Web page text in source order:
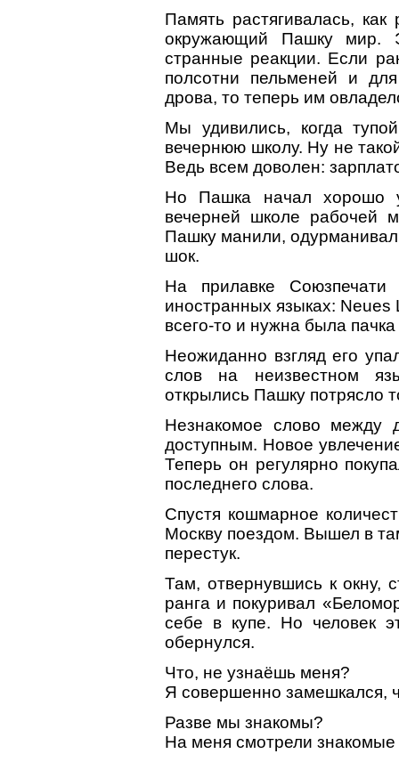
Память растягивалась,
окружающий Пашку мир.
странные реакции. Если
полсотни пельменей и для
дрова, то теперь им
Мы удивились, когда
вечернюю школу. Ну не
Ведь всем доволен:
Но Пашка начал хорошо
вечерней школе рабочей
Пашку манили,
шок.
На прилавке
иностранных языках:
всего-то и нужна была
Неожиданно взгляд его
слов на неизвестном
открылись Пашку потрясло
Незнакомое слово между
доступным. Новое
Теперь он регулярно
последнего слова.
Спустя кошмарное
Москву поездом. Вышел в
перестук.
Там, отвернувшись к окну,
ранга и покуривал
себе в купе. Но человек
обернулся.
Что, не узнаёшь меня?
Я совершенно замешкался,
Разве мы знакомы?
На меня смотрели знакомые